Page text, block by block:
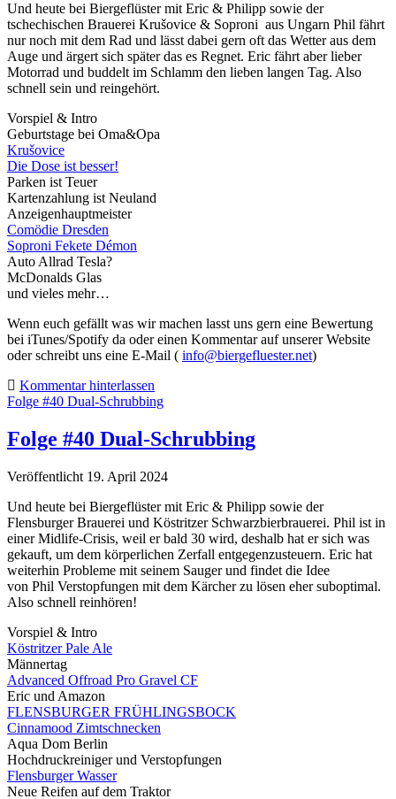
Und heute bei Biergeflüster mit Eric & Philipp sowie der
tschechischen Brauerei Krušovice & Soproni aus Ungarn Phil fährt
nur noch mit dem Rad und lässt dabei gern oft das Wetter aus dem
Auge und ärgert sich später das es Regnet. Eric fährt aber lieber
Motorrad und buddelt im Schlamm den lieben langen Tag. Also
schnell sein und reingehört.
Vorspiel & Intro
Geburtstage bei Oma&Opa
Krušovice
Die Dose ist besser!
Parken ist Teuer
Kartenzahlung ist Neuland
Anzeigenhauptmeister
Comödie Dresden
Soproni Fekete Démon
Auto Allrad Tesla?
McDonalds Glas
und vieles mehr…
Wenn euch gefällt was wir machen lasst uns gern eine Bewertung
bei iTunes/Spotify da oder einen Kommentar auf unserer Website
oder schreibt uns eine E-Mail ( info@biergefluester.net)
Kommentar hinterlassen
Folge #40 Dual-Schrubbing
Folge #40 Dual-Schrubbing
Veröffentlicht 19. April 2024
Und heute bei Biergeflüster mit Eric & Philipp sowie der
Flensburger Brauerei und Köstritzer Schwarzbierbrauerei. Phil ist in
einer Midlife-Crisis, weil er bald 30 wird, deshalb hat er sich was
gekauft, um dem körperlichen Zerfall entgegenzusteuern. Eric hat
weiterhin Probleme mit seinem Sauger und findet die Idee
von Phil Verstopfungen mit dem Kärcher zu lösen eher suboptimal.
Also schnell reinhören!
Vorspiel & Intro
Köstritzer Pale Ale
Männertag
Advanced Offroad Pro Gravel CF
Eric und Amazon
FLENSBURGER FRÜHLINGSBOCK
Cinnamood Zimtschnecken
Aqua Dom Berlin
Hochdruckreiniger und Verstopfungen
Flensburger Wasser
Neue Reifen auf dem Traktor